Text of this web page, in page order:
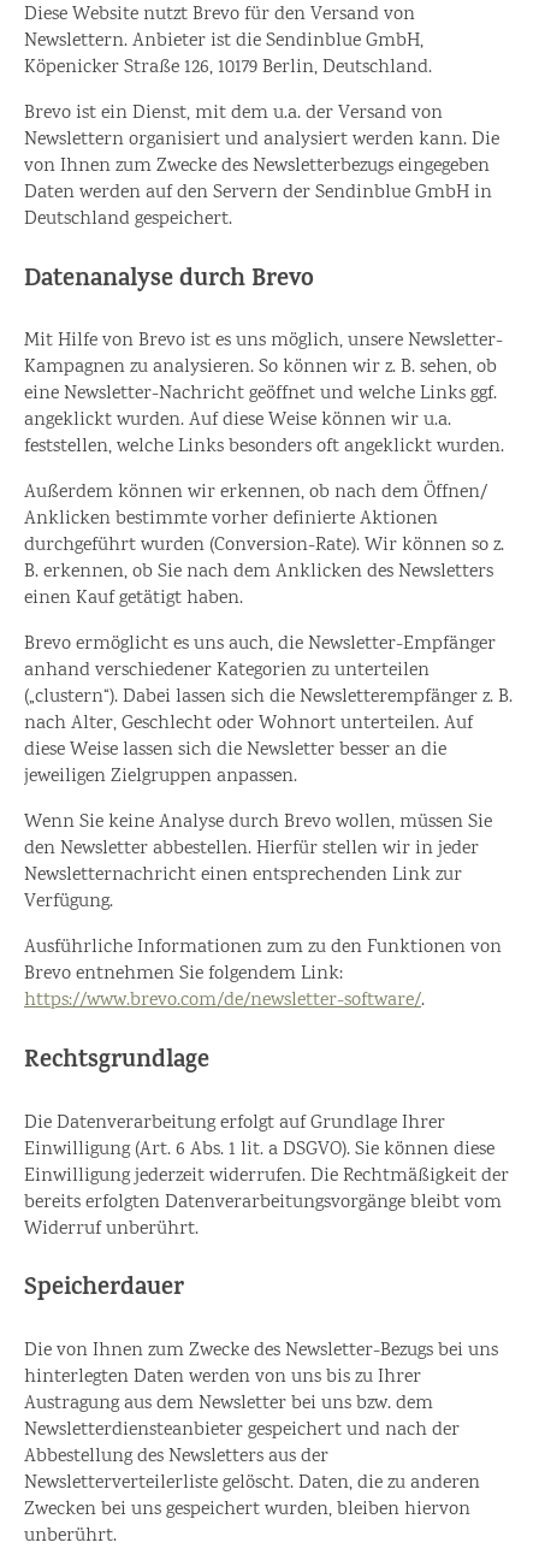
Diese Website nutzt Brevo für den Versand von
Newslettern. Anbieter ist die Sendinblue GmbH,
Köpenicker Straße 126, 10179 Berlin, Deutschland.
Brevo ist ein Dienst, mit dem u.a. der Versand von
Newslettern organisiert und analysiert werden kann. Die
von Ihnen zum Zwecke des Newsletterbezugs eingegeben
Daten werden auf den Servern der Sendinblue GmbH in
Deutschland gespeichert.
Datenanalyse durch Brevo
Mit Hilfe von Brevo ist es uns möglich, unsere Newsletter-
Kampagnen zu analysieren. So können wir z. B. sehen, ob
eine Newsletter-Nachricht geöffnet und welche Links ggf.
angeklickt wurden. Auf diese Weise können wir u.a.
feststellen, welche Links besonders oft angeklickt wurden.
Außerdem können wir erkennen, ob nach dem Öffnen/
Anklicken bestimmte vorher definierte Aktionen
durchgeführt wurden (Conversion-Rate). Wir können so z.
B. erkennen, ob Sie nach dem Anklicken des Newsletters
einen Kauf getätigt haben.
Brevo ermöglicht es uns auch, die Newsletter-Empfänger
anhand verschiedener Kategorien zu unterteilen
(„clustern“). Dabei lassen sich die Newsletterempfänger z. B.
nach Alter, Geschlecht oder Wohnort unterteilen. Auf
diese Weise lassen sich die Newsletter besser an die
jeweiligen Zielgruppen anpassen.
Wenn Sie keine Analyse durch Brevo wollen, müssen Sie
den Newsletter abbestellen. Hierfür stellen wir in jeder
Newsletternachricht einen entsprechenden Link zur
Verfügung.
Ausführliche Informationen zum zu den Funktionen von
Brevo entnehmen Sie folgendem Link:
https://www.brevo.com/de/newsletter-software/.
Rechtsgrundlage
Die Datenverarbeitung erfolgt auf Grundlage Ihrer
Einwilligung (Art. 6 Abs. 1 lit. a DSGVO). Sie können diese
Einwilligung jederzeit widerrufen. Die Rechtmäßigkeit der
bereits erfolgten Datenverarbeitungsvorgänge bleibt vom
Widerruf unberührt.
Speicherdauer
Die von Ihnen zum Zwecke des Newsletter-Bezugs bei uns
hinterlegten Daten werden von uns bis zu Ihrer
Austragung aus dem Newsletter bei uns bzw. dem
Newsletterdiensteanbieter gespeichert und nach der
Abbestellung des Newsletters aus der
Newsletterverteilerliste gelöscht. Daten, die zu anderen
Zwecken bei uns gespeichert wurden, bleiben hiervon
unberührt.